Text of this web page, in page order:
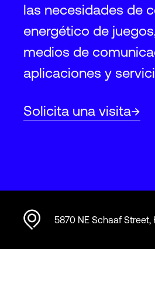
las necesidades de
energético de
medios de
aplicaciones y
Solicita una visita
5870 NE Schaaf Street,